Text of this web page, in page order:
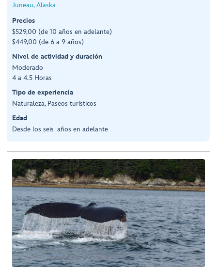
Juneau, Alaska
Precios
$529,00 (de 10 años en adelante)
$449,00 (de 6 a 9 años)
Nivel de actividad y duración
Moderado
4 a 4.5 Horas
Tipo de experiencia
Naturaleza, Paseos turísticos
Edad
Desde los seis años en adelante